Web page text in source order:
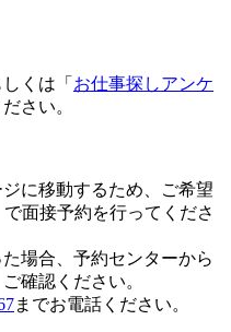
くは「 お仕事探しアンケ
さい。
に移動するため、ご希望
面接予約を行ってくださ
場合、予約センターから
確認ください。
までお電話ください。